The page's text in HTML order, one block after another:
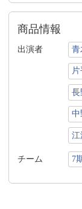
商品情報
出演者 青
長
中
江
チーム 7